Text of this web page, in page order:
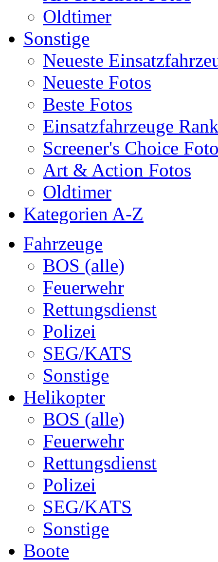
Oldtimer
Sonstige
Neueste
Neueste Fotos
Beste Fotos
Einsatzfahrzeuge
Screener's Choice
Art & Action Fotos
Oldtimer
Kategorien A-Z
Fahrzeuge
BOS (alle)
Feuerwehr
Rettungsdienst
Polizei
SEG/KATS
Sonstige
Helikopter
BOS (alle)
Feuerwehr
Rettungsdienst
Polizei
SEG/KATS
Sonstige
Boote